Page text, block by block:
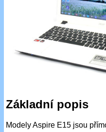
Základní popis
Modely Aspire E15 jsou